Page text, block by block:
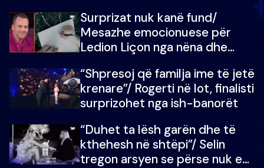
mungojë zilja e mëngjesit kur…
Surprizat nuk kanë fund/
Mesazhe emocionuese për
Ledion Liçon nga nëna dhe
mban dot lotët: Nuk meritoj…
“Shpresoj që familja ime të jetë
krenare”/ Rogerti në lot, finalisti
surprizohet nga ish-banorët
“Duhet ta lësh garën dhe të
kthehesh në shtëpi”/ Selin
tregon arsyen se përse nuk e